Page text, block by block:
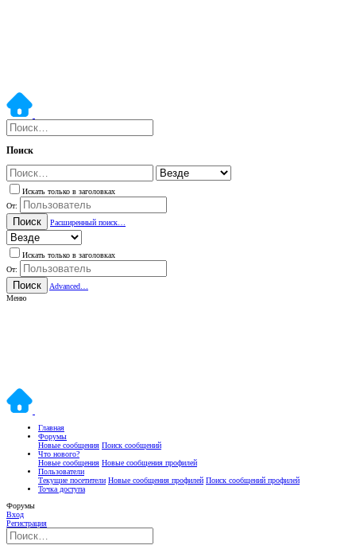
Поиск
Искать только в заголовках
От:
Поиск Расширенный поиск…
Искать только в заголовках
От:
Поиск
Advanced…
Меню
Главная
Форумы
Новые сообщения Поиск сообщений
Что нового?
Новые сообщения Новые сообщения профилей
Пользователи
Текущие посетители Новые сообщения профилей Поиск сообщений профилей
Точка доступа
Форумы
Вход
Регистрация